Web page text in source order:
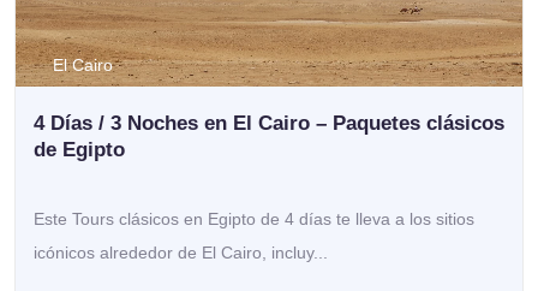
El Cairo
4 Días / 3 Noches en El Cairo – Paquetes clásicos
de Egipto
Este Tours clásicos en Egipto de 4 días te lleva a los sitios
icónicos alrededor de El Cairo, incluy...